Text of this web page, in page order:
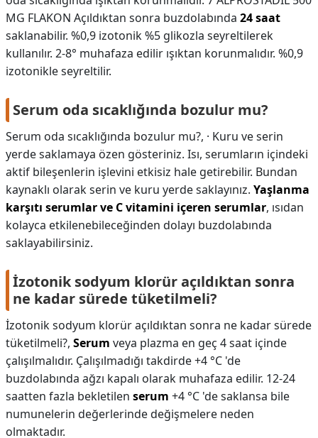
MG FLAKON Açıldıktan sonra buzdolabında 24 saat
saklanabilir. %0,9 izotonik %5 glikozla seyreltilerek
kullanılır. 2-8° muhafaza edilir ışıktan korunmalıdır. %0,9
izotonikle seyreltilir.
Serum oda sıcaklığında bozulur mu?
Serum oda sıcaklığında bozulur mu?, · Kuru ve serin
yerde saklamaya özen gösteriniz. Isı, serumların içindeki
aktif bileşenlerin işlevini etkisiz hale getirebilir. Bundan
kaynaklı olarak serin ve kuru yerde saklayınız. Yaşlanma
karşıtı serumlar ve C vitamini içeren serumlar, ısıdan
kolayca etkilenebileceğinden dolayı buzdolabında
saklayabilirsiniz.
İzotonik sodyum klorür açıldıktan sonra
ne kadar sürede tüketilmeli?
İzotonik sodyum klorür açıldıktan sonra ne kadar sürede
tüketilmeli?, Serum veya plazma en geç 4 saat içinde
çalışılmalıdır. Çalışılmadığı takdirde +4 °C 'de
buzdolabında ağzı kapalı olarak muhafaza edilir. 12-24
saatten fazla bekletilen serum +4 °C 'de saklansa bile
numunelerin değerlerinde değişmelere neden
olmaktadır.